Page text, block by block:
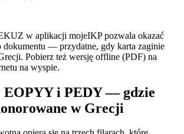
w aplikacji mojeIKP pozwala okazać
dokumentu — przydatne, gdy karta zaginie
Pobierz też wersję offline (PDF) na
na wyspie.
EOPYY i PEDY — gdzie
w Grecji